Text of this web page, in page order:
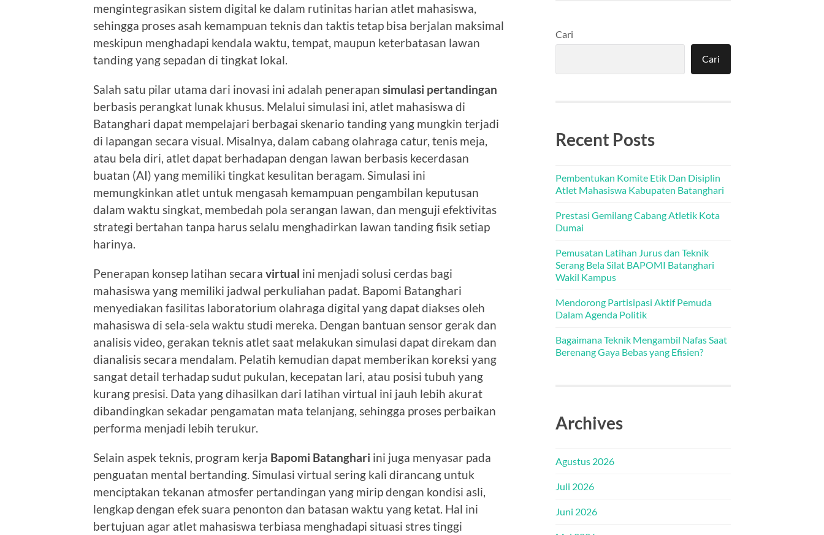
mengintegrasikan sistem digital ke dalam rutinitas harian atlet mahasiswa,
sehingga proses asah kemampuan teknis dan taktis tetap bisa berjalan maksimal
meskipun menghadapi kendala waktu, tempat, maupun keterbatasan lawan
tanding yang sepadan di tingkat lokal.
Salah satu pilar utama dari inovasi ini adalah penerapan simulasi pertandingan
berbasis perangkat lunak khusus. Melalui simulasi ini, atlet mahasiswa di
Batanghari dapat mempelajari berbagai skenario tanding yang mungkin terjadi
di lapangan secara visual. Misalnya, dalam cabang olahraga catur, tenis meja,
atau bela diri, atlet dapat berhadapan dengan lawan berbasis kecerdasan
buatan (AI) yang memiliki tingkat kesulitan beragam. Simulasi ini
memungkinkan atlet untuk mengasah kemampuan pengambilan keputusan
dalam waktu singkat, membedah pola serangan lawan, dan menguji efektivitas
strategi bertahan tanpa harus selalu menghadirkan lawan tanding fisik setiap
harinya.
Penerapan konsep latihan secara virtual ini menjadi solusi cerdas bagi
mahasiswa yang memiliki jadwal perkuliahan padat. Bapomi Batanghari
menyediakan fasilitas laboratorium olahraga digital yang dapat diakses oleh
mahasiswa di sela-sela waktu studi mereka. Dengan bantuan sensor gerak dan
analisis video, gerakan teknis atlet saat melakukan simulasi dapat direkam dan
dianalisis secara mendalam. Pelatih kemudian dapat memberikan koreksi yang
sangat detail terhadap sudut pukulan, kecepatan lari, atau posisi tubuh yang
kurang presisi. Data yang dihasilkan dari latihan virtual ini jauh lebih akurat
dibandingkan sekadar pengamatan mata telanjang, sehingga proses perbaikan
performa menjadi lebih terukur.
Selain aspek teknis, program kerja Bapomi Batanghari ini juga menyasar pada
penguatan mental bertanding. Simulasi virtual sering kali dirancang untuk
menciptakan tekanan atmosfer pertandingan yang mirip dengan kondisi asli,
lengkap dengan efek suara penonton dan batasan waktu yang ketat. Hal ini
bertujuan agar atlet mahasiswa terbiasa menghadapi situasi stres tinggi
Cari
Cari
Recent Posts
Pembentukan Komite Etik Dan Disiplin
Atlet Mahasiswa Kabupaten Batanghari
Prestasi Gemilang Cabang Atletik Kota
Dumai
Pemusatan Latihan Jurus dan Teknik
Serang Bela Silat BAPOMI Batanghari
Wakil Kampus
Mendorong Partisipasi Aktif Pemuda
Dalam Agenda Politik
Bagaimana Teknik Mengambil Nafas Saat
Berenang Gaya Bebas yang Efisien?
Archives
Agustus 2026
Juli 2026
Juni 2026